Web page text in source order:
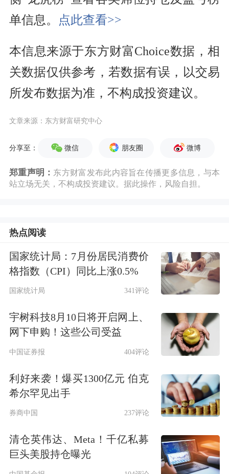
单信息。
点此查看>>
本信息来源于东方财富Choice数据，相
关数据仅供参考，若数据有误，以交易
所发布数据为准，不构成投资建议。
文章来源：东方财富研究中心
分享至： 微信 朋友圈 微博
郑重声明： 东方财富发布此内容旨在传播更多信息，与本
站立场无关，不构成投资建议。据此操作，风险自担。
热点阅读
国家统计局：7月份居民消费价
格指数（CPI）同比上涨0.5%
国家统计局 341评论
宇树科技8月10日将开启网上、
网下申购！这些公司受益
中国证券报 404评论
利好来袭！爆买1300亿元 伯克
希尔罕见出手
券商中国 237评论
清仓英伟达、Meta！千亿私募
巨头美股持仓曝光